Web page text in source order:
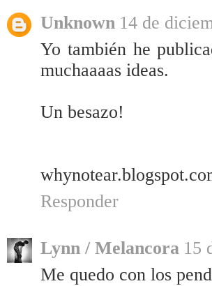
Unknown 14 de
Yo también he
muchaaaas ideas.
Un besazo!
Responder
Lynn / Melancora 15
Me quedo con los